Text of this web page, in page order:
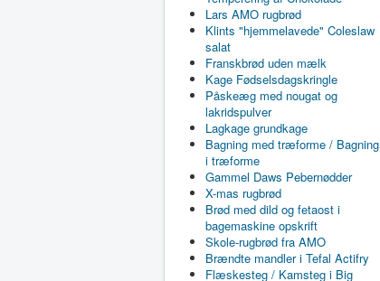
Lars AMO rugbrød
Klints "hjemmelavede" Coleslaw
salat
Franskbrød uden mælk
Kage Fødselsdagskringle
Påskeæg med nougat og
lakridspulver
Lagkage grundkage
Bagning med træforme / Bagning
i træforme
Gammel Daws Pebernødder
X-mas rugbrød
Brød med dild og fetaost i
bagemaskine opskrift
Skole-rugbrød fra AMO
Brændte mandler i Tefal Actifry
Flæskesteg / Kamsteg i Big